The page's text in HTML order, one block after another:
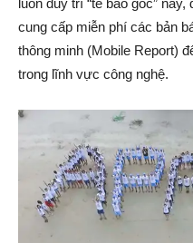
luôn duy trì “tế bào gốc”
cung cấp miễn phí các bản
thông minh (Mobile Report)
trong lĩnh vực công nghệ.